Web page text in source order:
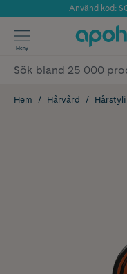
Årets
Använd kod:
✓
Meny
Hem Hårvård